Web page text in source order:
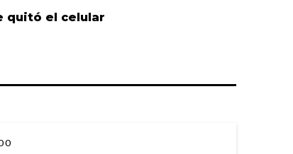
quitó el celular